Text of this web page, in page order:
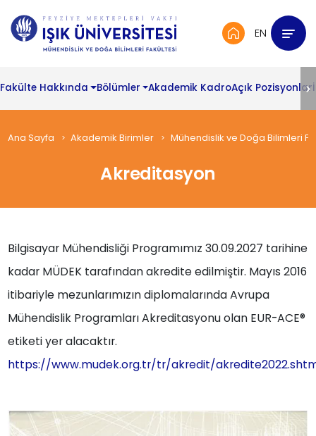
EN
Fakülte Hakkında Bölümler Akademik KadroAçık Pozisyonlar
Ana Sayfa Akademik Birimler Mühendislik ve Doğa Bilimleri
Akreditasyon
Bilgisayar Mühendisliği Programımız 30.09.2027 tarihine
kadar MÜDEK tarafından akredite edilmiştir. Mayıs 2016
itibariyle mezunlarımızın diplomalarında Avrupa
Mühendislik Programları Akreditasyonu olan EUR-ACE®
etiketi yer alacaktır.
https://www.mudek.org.tr/tr/akredit/